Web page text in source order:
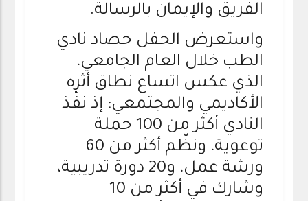
الفريق والإيمان بالرسالة.
واستعرض الحفل حصاد نادي
الطب خلال العام الجامعي،
الذي عكس اتساع نطاق أثره
الأكاديمي والمجتمعي؛ إذ نفّذ
النادي أكثر من 100 حملة
توعوية، ونظّم أكثر من 60
ورشة عمل، و20 دورة تدريبية،
وشارك في أكثر من 10